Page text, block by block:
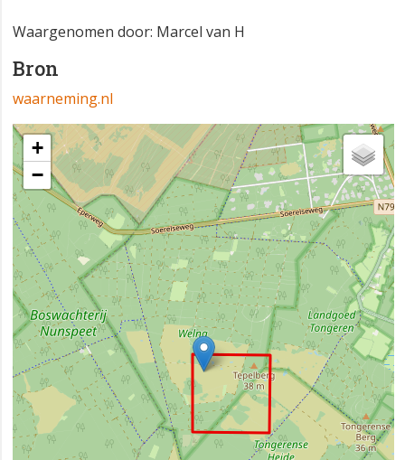
Waargenomen door: Marcel van H
Bron
waarneming.nl
+
−